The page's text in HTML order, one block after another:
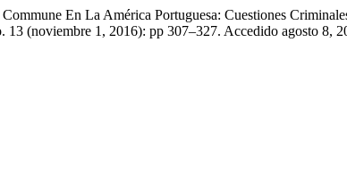
En La América Portuguesa: Cuestiones
13 (noviembre 1, 2016): pp 307–327. Accedido agosto 8,